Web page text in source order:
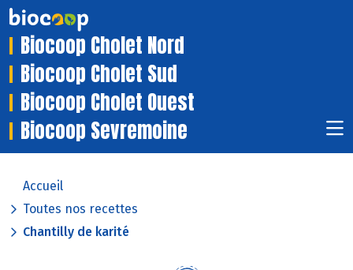
Biocoop Cholet Nord
Biocoop Cholet Sud
Biocoop Cholet Ouest
Biocoop Sevremoine
Accueil
Toutes nos recettes
Chantilly de karité